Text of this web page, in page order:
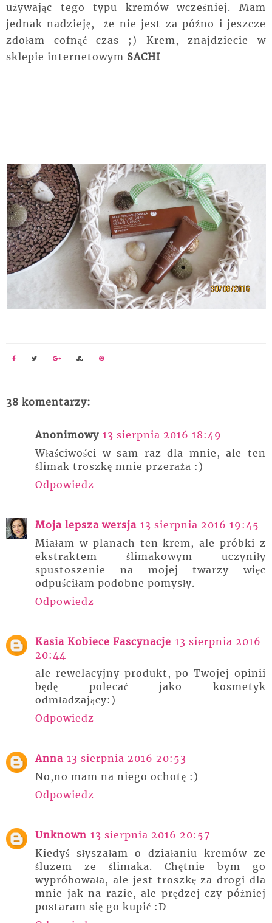
używając tego typu kremów wcześniej. Mam
jednak nadzieję, że nie jest za późno i jeszcze
zdołam cofnąć czas ;) Krem, znajdziecie w
sklepie internetowym SACHI
38 komentarzy:
Anonimowy 13 sierpnia 2016 18:49
Właściwości w sam raz dla mnie, ale ten
ślimak troszkę mnie przeraża :)
Odpowiedz
Moja lepsza wersja 13 sierpnia 2016 19:45
Miałam w planach ten krem, ale próbki z
ekstraktem ślimakowym uczyniły
spustoszenie na mojej twarzy więc
odpuściłam podobne pomysły.
Odpowiedz
Kasia Kobiece Fascynacje 13 sierpnia 2016
20:44
ale rewelacyjny produkt, po Twojej opinii
będę polecać jako kosmetyk
odmładzający:)
Odpowiedz
Anna 13 sierpnia 2016 20:53
No,no mam na niego ochotę :)
Odpowiedz
Unknown 13 sierpnia 2016 20:57
Kiedyś słyszałam o działaniu kremów ze
śluzem ze ślimaka. Chętnie bym go
wypróbowała, ale jest troszkę za drogi dla
mnie jak na razie, ale prędzej czy później
postaram się go kupić :D